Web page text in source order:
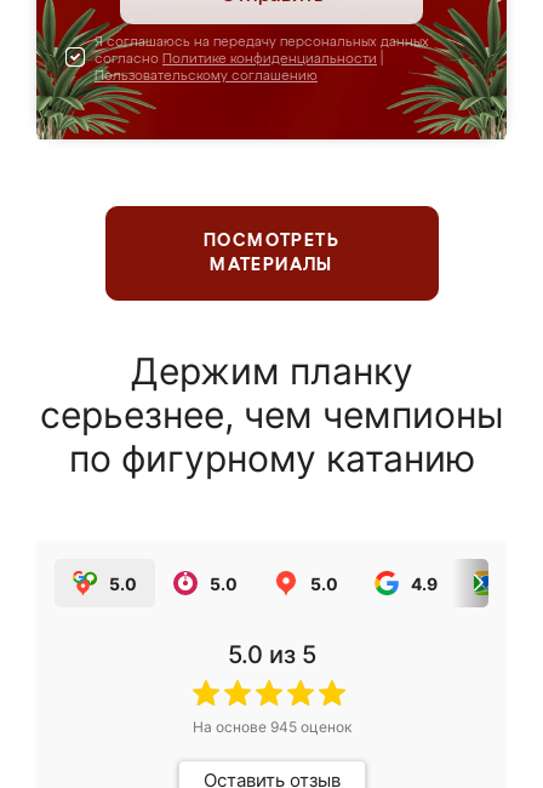
Я соглашаюсь на передачу персональных данных
согласно Политике конфиденциальности
Пользовательскому соглашению
ПОСМОТРЕТЬ
МАТЕРИАЛЫ
Держим планку
серьезнее, чем чемпионы
по фигурному катанию
5.0 5.0 5.0 4.9
5.0 из 5
На основе 945оценок
Оставить отзыв